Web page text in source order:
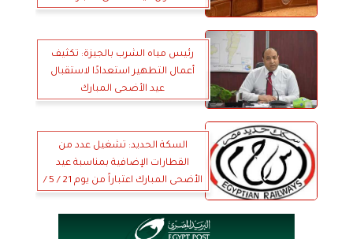
رئيس مياه الشرب بالجيزة: تكثيف
أعمال التطهير استعدادًا لاستقبال
عيد الأضحى المبارك
السكة الحديد: تشغيل عدد من
القطارات الإضافية بمناسبة عيد
الأضحى المبارك اعتباراً من يوم 21 / 5 /